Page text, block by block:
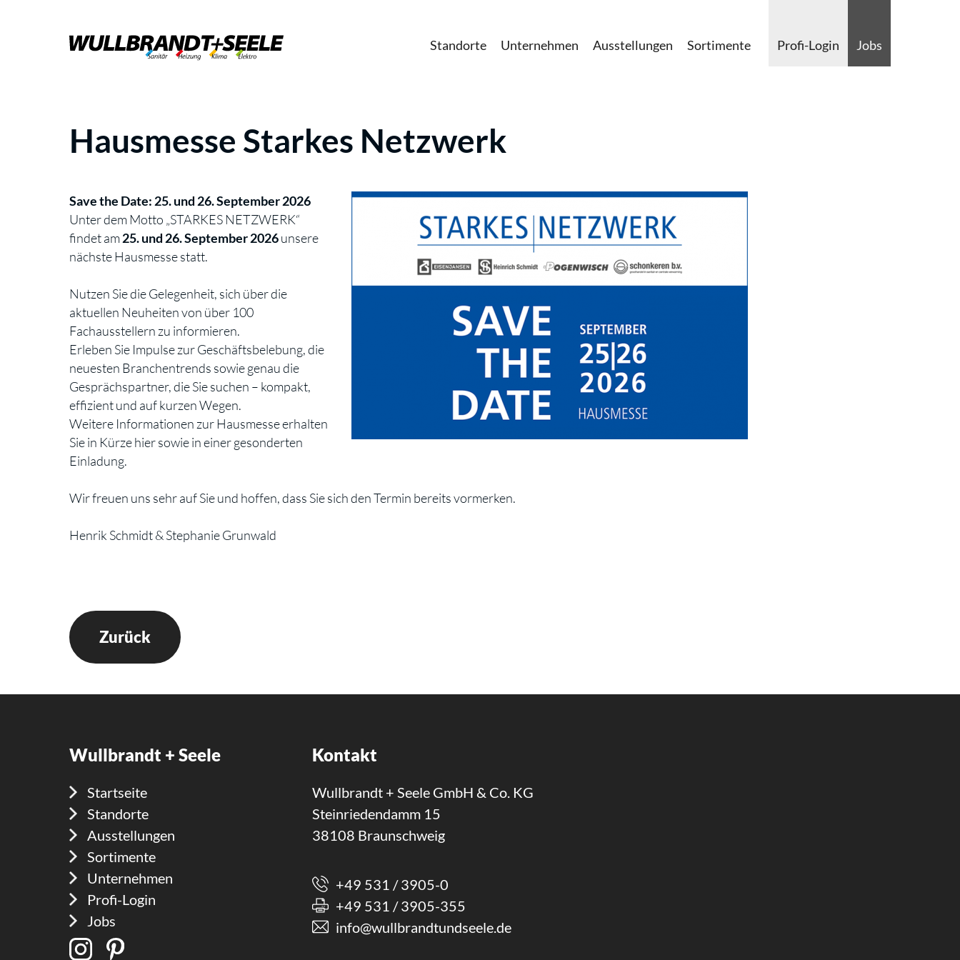
Standorte Unternehmen Ausstellungen Sortimente Profi-Login Jobs
Hausmesse Starkes Netzwerk
Save the Date: 25. und 26. September 2026
Unter dem Motto „STARKES NETZWERK“
findet am25. und 26. September 2026unsere
nächste Hausmesse statt.
Nutzen Sie die Gelegenheit, sich über die
aktuellen Neuheiten von über 100
Fachausstellern zu informieren.
Erleben Sie Impulse zur Geschäftsbelebung, die
neuesten Branchentrends sowie genau die
Gesprächspartner, die Sie suchen – kompakt,
effizient und auf kurzen Wegen.
Weitere Informationen zur Hausmesse erhalten
Sie in Kürze hier sowie in einer gesonderten
Einladung.
Wir freuen uns sehr auf Sie und hoffen, dass Sie sich den Termin bereits vormerken.
Henrik Schmidt & Stephanie Grunwald
Zurück
Wullbrandt + Seele
Startseite
Standorte
Ausstellungen
Sortimente
Unternehmen
Profi-Login
Jobs
Kontakt
Wullbrandt + Seele GmbH & Co. KG
Steinriedendamm 15
38108 Braunschweig
+49 531 / 3905-0
+49 531 / 3905-355
info@wullbrandtundseele.de